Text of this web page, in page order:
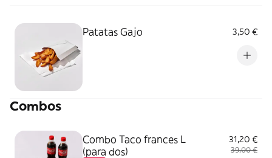
Patatas Gajo 3,50 €
Combos
Combo Taco frances L
(para dos)
31,20 €
39,00 €